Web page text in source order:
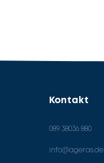
Kontakt
089 38036 880
info@ageras.de